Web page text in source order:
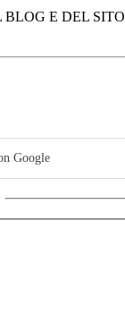
E DEL SITO
Google